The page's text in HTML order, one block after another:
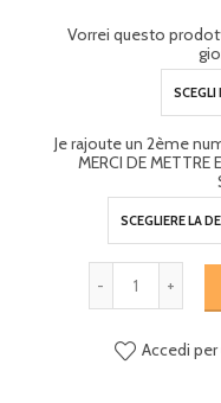
Vorrei questo
Je rajoute un 2ème
MERCI DE METTRE
Accedi